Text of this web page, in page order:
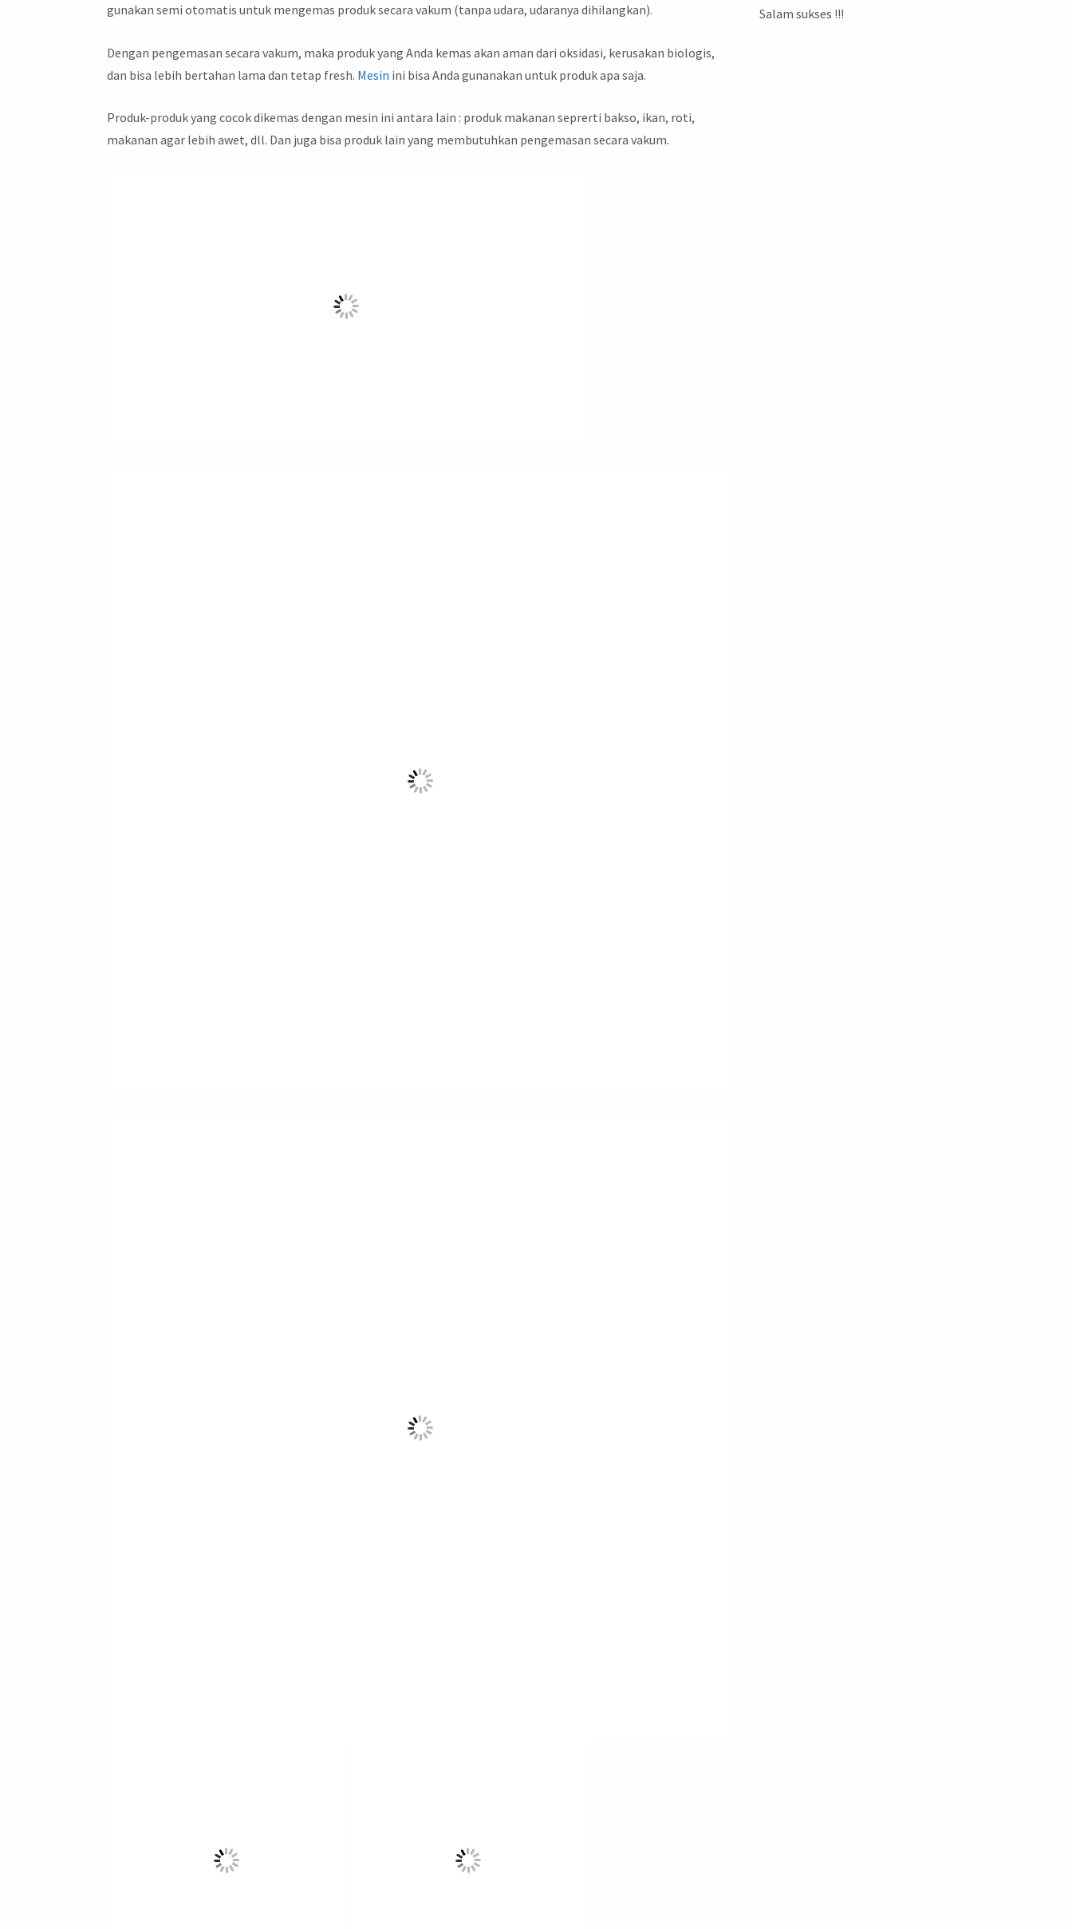
gunakan semi otomatis untuk mengemas produk secara vakum (tanpa udara, udaranya dihilangkan).
Dengan pengemasan secara vakum, maka produk yang Anda kemas akan aman dari oksidasi, kerusakan biologis,
dan bisa lebih bertahan lama dan tetap fresh. Mesin ini bisa Anda gunanakan untuk produk apa saja.
Produk-produk yang cocok dikemas dengan mesin ini antara lain : produk makanan seprerti bakso, ikan, roti,
makanan agar lebih awet, dll. Dan juga bisa produk lain yang membutuhkan pengemasan secara vakum.
Salam sukses !!!